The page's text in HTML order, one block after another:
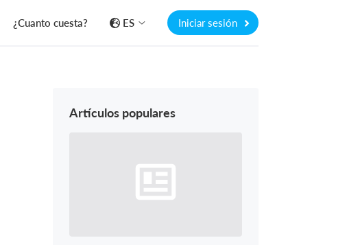
¿Cuanto cuesta? ES Iniciar sesión
Artículos populares